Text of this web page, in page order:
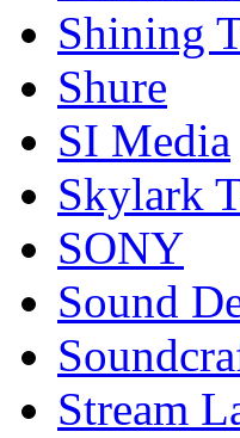
Shining
Shure
SI Media
Skylark
SONY
Sound
Stream